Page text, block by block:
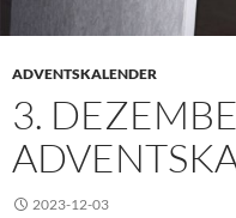
ADVENTSKALENDER
3.
2023-12-03